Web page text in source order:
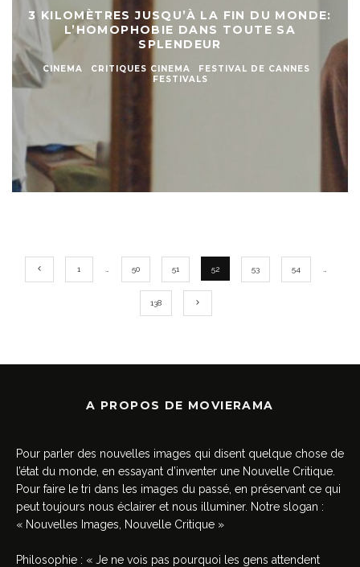
3 KILOMÈTRES JUSQU’À LA FIN DU MONDE:
L’HOMOPHOBIE DANS TOUTE SA
SPLENDEUR
CINEMA CRITIQUES CINEMA
FESTIVAL DE CANNES
FESTIVALS
1 50 51 52 53 54
138
A PROPOS DE MOVIERAMA
Pour parler des nouvelles images qui disent quelque chose de
l’état du monde, en essayant d’inventer une Nouvelle Critique.
Pour faire le tri dans les images du passé, en préservant ce qui
peut toujours nous éclairer et nous illuminer. Notre slogan :
« Nouvelles Images, Nouvelle Critique »
Philosophie : « Je ne vois pas pourquoi les gens attendent